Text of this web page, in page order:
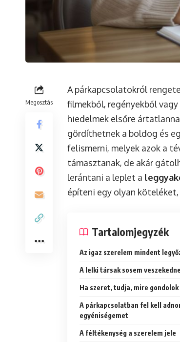
Megosztás
A párkapcsolatokról
filmekből, regényekből
hiedelmek elsőre
gördíthetnek a boldog és
felismerni, melyek azok a
támasztanak, de akár
lerántani a leplet a
építeni egy olyan
Tartalomjegyzék
Az igaz szerelem mindent
A lelki társak sosem
Ha szeret, tudja, mire gondolok
A párkapcsolatban fel kell
egyéniségemet
A féltékenység a szerelem jele